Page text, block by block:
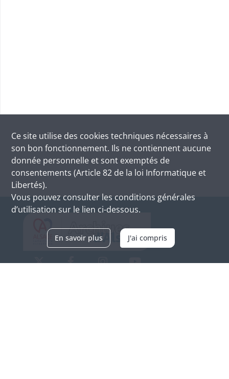
Ce site utilise des cookies techniques nécessaires à
son bon fonctionnement. Ils ne contiennent aucune
donnée personnelle et sont exemptés de
consentements (Article 82 de la loi Informatique et
Libertés).
Vous pouvez consulter les conditions générales
d’utilisation sur le lien ci-dessous.
En savoir plus J'ai compris